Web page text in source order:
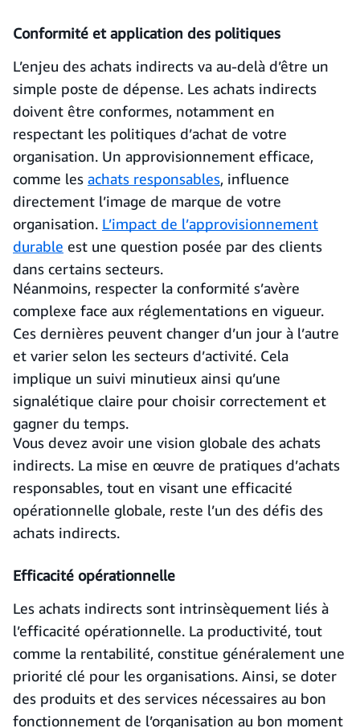
Conformité et application des politiques
L’enjeu des achats indirects va au-delà d’être un
simple poste de dépense. Les achats indirects
doivent être conformes, notamment en
respectant les politiques d’achat de votre
organisation. Un approvisionnement efficace,
comme les achats responsables, influence
directement l’image de marque de votre
organisation. L’impact de l’approvisionnement
durable est une question posée par des clients
dans certains secteurs.
Néanmoins, respecter la conformité s’avère
complexe face aux réglementations en vigueur.
Ces dernières peuvent changer d’un jour à l’autre
et varier selon les secteurs d’activité. Cela
implique un suivi minutieux ainsi qu’une
signalétique claire pour choisir correctement et
gagner du temps.
Vous devez avoir une vision globale des achats
indirects. La mise en œuvre de pratiques d’achats
responsables, tout en visant une efficacité
opérationnelle globale, reste l’un des défis des
achats indirects.
Efficacité opérationnelle
Les achats indirects sont intrinsèquement liés à
l’efficacité opérationnelle. La productivité, tout
comme la rentabilité, constitue généralement une
priorité clé pour les organisations. Ainsi, se doter
des produits et des services nécessaires au bon
fonctionnement de l’organisation au bon moment